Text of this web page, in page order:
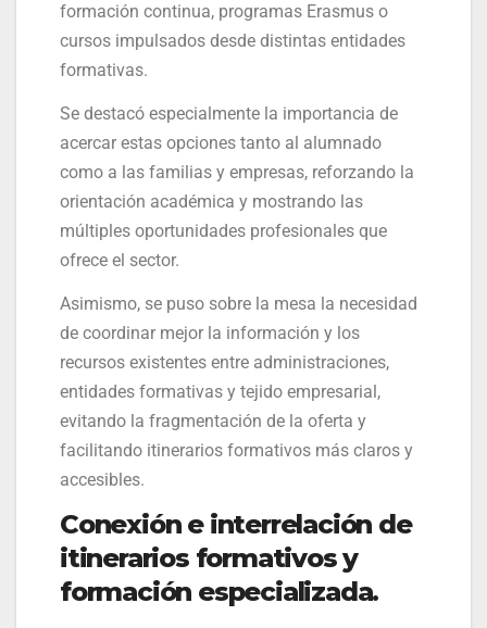
formación continua, programas Erasmus o
cursos impulsados desde distintas entidades
formativas.
Se destacó especialmente la importancia de
acercar estas opciones tanto al alumnado
como a las familias y empresas, reforzando la
orientación académica y mostrando las
múltiples oportunidades profesionales que
ofrece el sector.
Asimismo, se puso sobre la mesa la necesidad
de coordinar mejor la información y los
recursos existentes entre administraciones,
entidades formativas y tejido empresarial,
evitando la fragmentación de la oferta y
facilitando itinerarios formativos más claros y
accesibles.
Conexión e interrelación de
itinerarios formativos y
formación especializada.